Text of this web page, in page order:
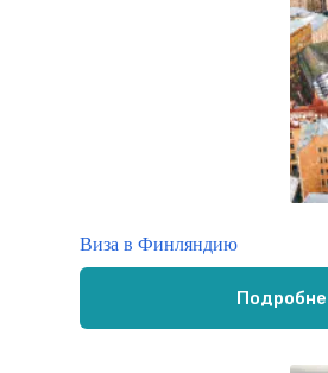
Виза в Финляндию